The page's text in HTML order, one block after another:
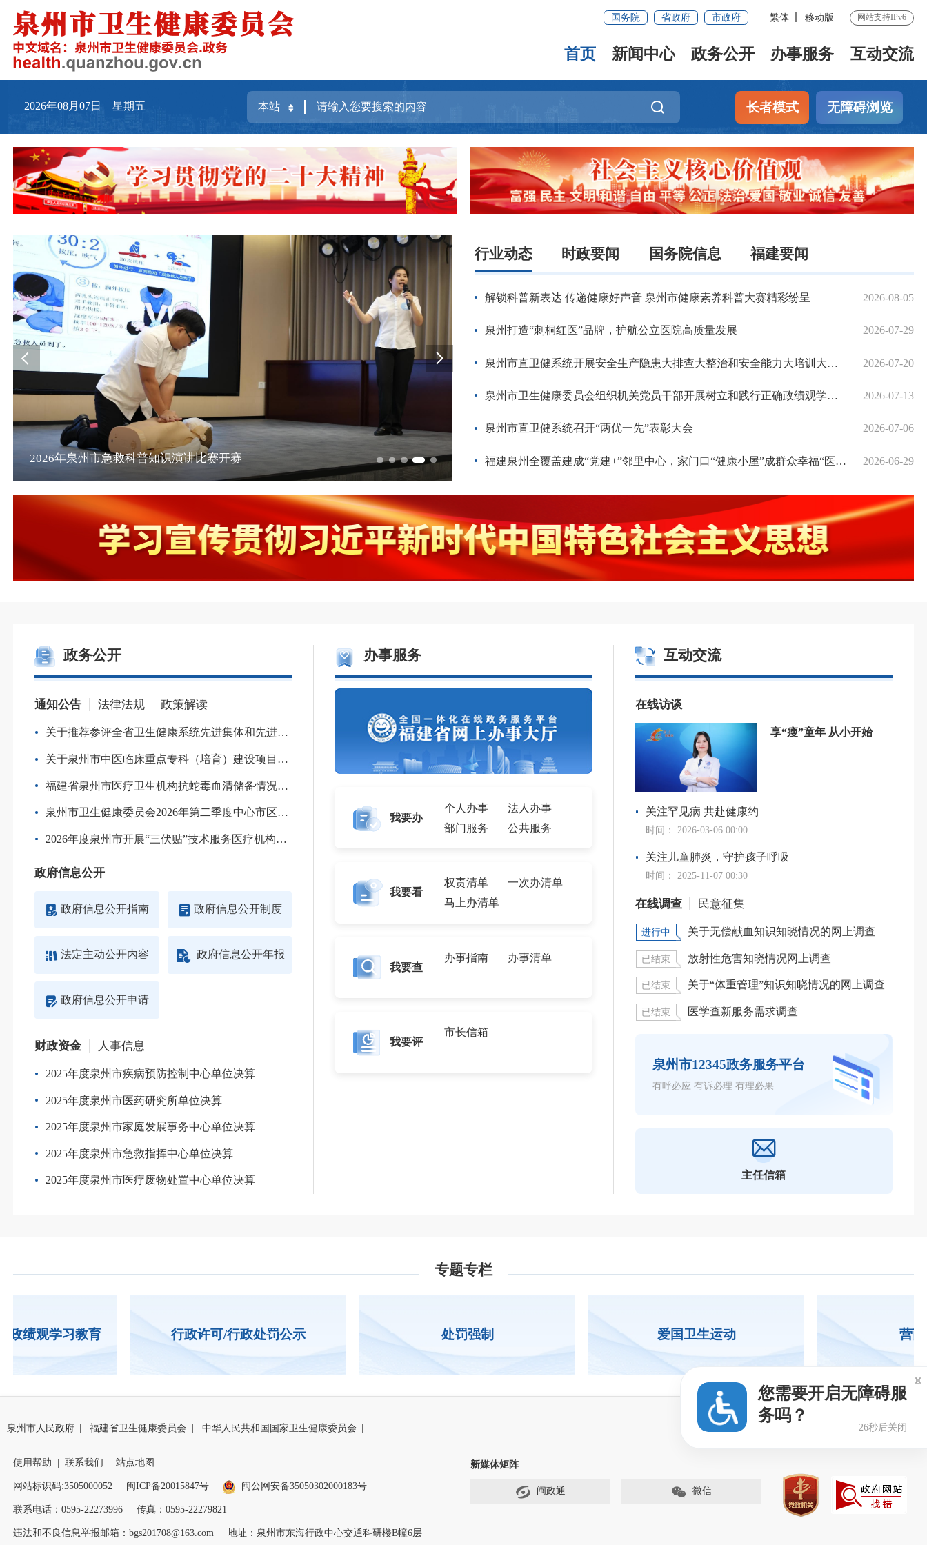
国务院 省政府 市政府 繁体 移动版 网站支持IPv6
首页 新闻中心 政务公开 办事服务 互动交流
2026年08月07日 星期五 长者模式 无障碍浏览
2026年泉州市急救科普知识演讲比赛开赛 泉医援藏丨高艺鹏：在雪域高原种下“泉州医疗”的种子
行业动态 时政要闻 国务院信息 福建要闻
解锁科普新表达 传递健康好声音 泉州市健康素养科普大赛精彩纷呈 2026-08-05
泉州打造“刺桐红医”品牌，护航公立医院高质量发展 2026-07-29
泉州市直卫健系统开展安全生产隐患大排查大整治和安全能力大培训大提升专项行动 2026-07-20
泉州市卫生健康委员会组织机关党员干部开展树立和践行正确政绩观学习教育现场教学 2026-07-13
泉州市直卫健系统召开“两优一先”表彰大会 2026-07-06
福建泉州全覆盖建成“党建+”邻里中心，家门口“健康小屋”成群众幸福“医”靠 2026-06-29
政务公开
通知公告 法律法规 政策解读
关于推荐参评全省卫生健康系统先进集体和先进工作者的公示
关于泉州市中医临床重点专科（培育）建设项目验收评审结果的公示
福建省泉州市医疗卫生机构抗蛇毒血清储备情况表（2026年7月）
泉州市卫生健康委员会2026年第二季度中心市区城市用户水龙头水卫生质量公告
2026年度泉州市开展“三伏贴”技术服务医疗机构备案名单公布
2025年卫生健康标准院感宣贯材料
2025年卫生健康标准基层卫生宣贯材料
关于印发2025年纠正医药购销领域和医疗服务中不正之风工作要点的通知
《泉州市推进儿童医疗卫生服务高质量发展实施方案》政策解读
《福建省卫生健康委员会等十五部门关于开展“体重管理年”活动的通知》政策解读
关于《泉州市无偿献血及造血干细胞捐献者优待措施》的政策解读
图解：泉州市“泉享托”普惠托育服务发展示范项目实施方案
政府信息公开
政府信息公开指南 政府信息公开制度
法定主动公开内容 政府信息公开年报
政府信息公开申请
财政资金 人事信息
2025年度泉州市疾病预防控制中心单位决算
2025年度泉州市医药研究所单位决算
2025年度泉州市家庭发展事务中心单位决算
2025年度泉州市急救指挥中心单位决算
2025年度泉州市医疗废物处置中心单位决算
办事服务
我要办
个人办事
法人办事
部门服务
公共服务
我要看
权责清单
一次办清单
马上办清单
我要查
办事指南 办事清单
我要评
市长信箱
互动交流
在线访谈
享“瘦”童年 从小开始
关注罕见病 共赴健康约
时间：2026-03-06 00:00
关注儿童肺炎，守护孩子呼吸
时间：2025-11-07 00:30
在线调查 民意征集
进行中 关于无偿献血知识知晓情况的网上调查
已结束 放射性危害知晓情况网上调查
已结束 关于“体重管理”知识知晓情况的网上调查
已结束 医学查新服务需求调查
泉州市12345政务服务平台
有呼必应 有诉必理 有理必果
主任信箱
专题专栏
绩观学习教育 行政许可/行政处罚公示 处罚强制 爱国卫生运动 营商
泉州市人民政府 | 福建省卫生健康委员会 | 中华人民共和国国家卫生健康委员会 |
使用帮助 联系我们 站点地图
网站标识码:3505000052 闽ICP备20015847号 闽公网安备35050302000183号
联系电话：0595-22273996 传真：0595-22279821
违法和不良信息举报邮箱：bgs201708@163.com 地址：泉州市东海行政中心交通科研楼B幢6层
新媒体矩阵
闽政通 微信
您需要开启无障碍服
务吗？
25秒后关闭
